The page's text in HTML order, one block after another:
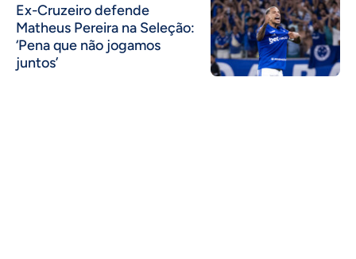
Ex-Cruzeiro defende
Matheus Pereira na Seleção:
‘Pena que não jogamos
juntos’